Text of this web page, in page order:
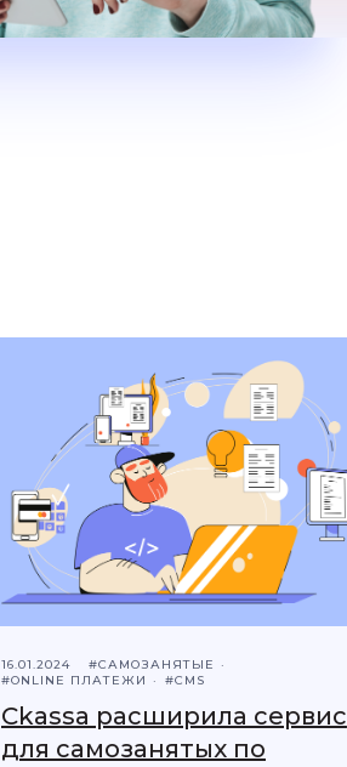
16.01.2024
#САМОЗАНЯТЫЕ
#ONLINE ПЛАТЕЖИ
#CMS
Ckassa расширила сервис
для самозанятых по